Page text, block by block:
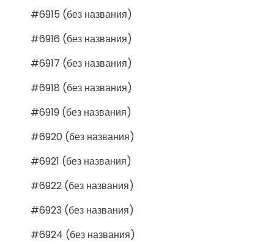
#6915 (без названия)
#6916 (без названия)
#6917 (без названия)
#6918 (без названия)
#6919 (без названия)
#6920 (без названия)
#6921 (без названия)
#6922 (без названия)
#6923 (без названия)
#6924 (без названия)